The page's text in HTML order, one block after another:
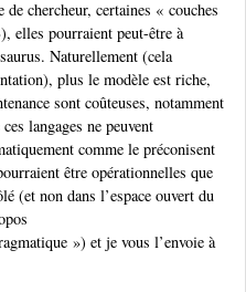
chercheur, certaines « couches
elles pourraient peut-être à
Naturellement (cela
plus le modèle est riche,
sont coûteuses, notamment
langages ne peuvent
comme le préconisent
être opérationnelles que
(et non dans l’espace ouvert du
») et je vous l’envoie à